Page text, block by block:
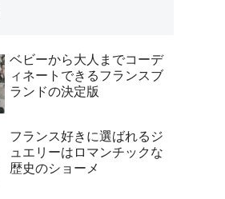
ベビーから大人までコーデ
ィネートできるフランスブ
ランドの決定版
フランス好きに選ばれるジ
ュエリーはロマンチックな
歴史のショーメ